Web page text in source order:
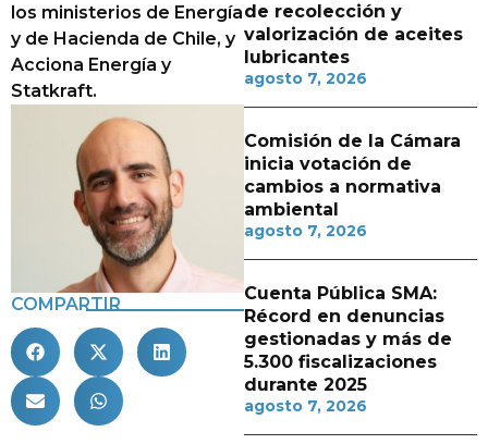
los ministerios de Energía
y de Hacienda de Chile, y
Acciona Energía y
Statkraft.
COMPARTIR
de recolección y
valorización de aceites
lubricantes
agosto 7, 2026
Comisión de la Cámara
inicia votación de
cambios a normativa
ambiental
agosto 7, 2026
Cuenta Pública SMA:
Récord en denuncias
gestionadas y más de
5.300 fiscalizaciones
durante 2025
agosto 7, 2026